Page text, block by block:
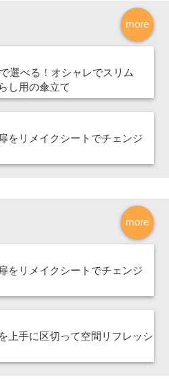
more
選べる！オシャレでスリム
し用の傘立て
をリメイクシートでチェンジ
more
をリメイクシートでチェンジ
上手に区切って空間リフレッシ